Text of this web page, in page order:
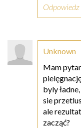
Odpowiedz
Unknown
Mam
byly
sie
ale
zacząć?